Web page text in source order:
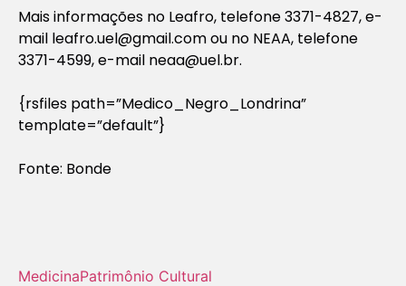
Mais informações no Leafro, telefone 3371-4827, e-
mail leafro.uel@gmail.comou no NEAA, telefone
3371-4599, e-mail neaa@uel.br.
{rsfiles path=”Medico_Negro_Londrina”
template=”default”}
Fonte: Bonde
MedicinaPatrimônio Cultural